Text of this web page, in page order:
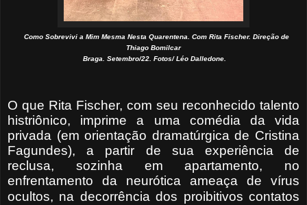
Como Sobrevivi a Mim Mesma Nesta Quarentena. Com Rita Fischer. Direção de
Thiago Bomilcar
Braga. Setembro/22. Fotos/ Léo Dalledone.
O que Rita Fischer, com seu reconhecido talento
histriônico, imprime a uma comédia da vida
privada (em orientação dramatúrgica de Cristina
Fagundes), a partir de sua experiência de
reclusa, sozinha em apartamento, no
enfrentamento da neurótica ameaça de vírus
ocultos, na decorrência dos proibitivos contatos